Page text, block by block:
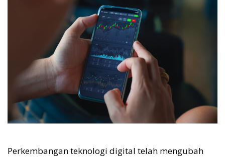
Perkembangan teknologi digital telah mengubah